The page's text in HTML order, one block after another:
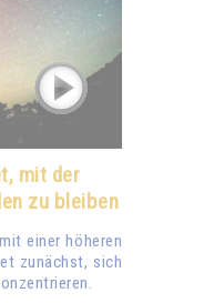
mit der
zu bleiben
einer höheren
zunächst, sich